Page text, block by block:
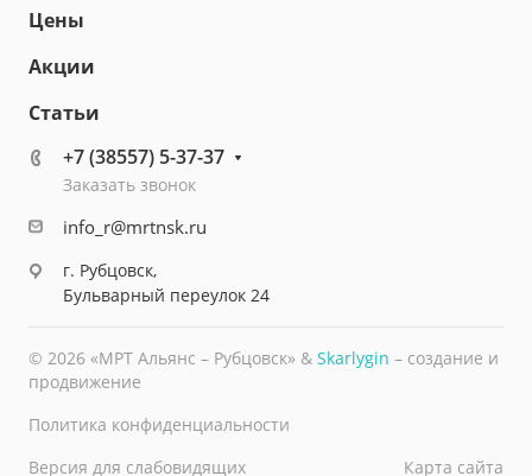
Цены
Акции
Статьи
+7 (38557) 5-37-37
Заказать звонок
info_r@mrtnsk.ru
г. Рубцовск,
Бульварный переулок 24
© 2026 «МРТ Альянс – Рубцовск» & Skarlygin – создание и
продвижение
Политика конфиденциальности
Версия для слабовидящих
Карта сайта